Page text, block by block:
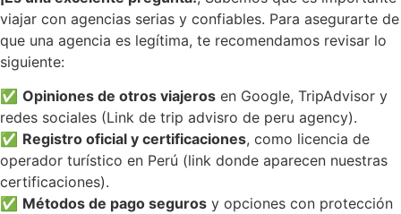
viajar con agencias serias y confiables. Para asegurarte de
que una agencia es legítima, te recomendamos revisar lo
siguiente:
✅ Opiniones de otros viajeros en Google, TripAdvisor y
redes sociales (Link de trip advisro de peru agency).
✅ Registro oficial y certificaciones, como licencia de
operador turístico en Perú (link donde aparecen nuestras
certificaciones).
✅ Métodos de pago seguros y opciones con protección